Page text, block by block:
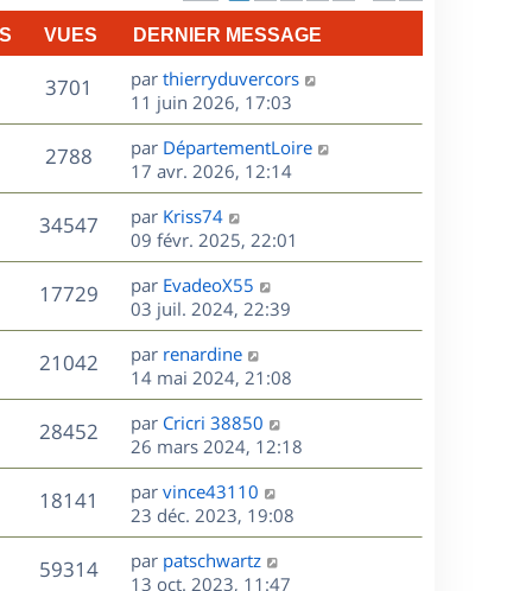
VUES DERNIER MESSAGE
3701
u
e
s
D
e
r
n
i
e
r
m
e
s
s
a
g
e
par thierryduvercors
11 juin 2026, 17:03
2788V
u
e
s
D
e
r
n
i
e
r
m
e
s
s
a
g
e
par DépartementLoire
17 avr. 2026, 12:14
34547V
u
s
D
e
r
n
i
e
r
m
e
s
s
a
g
e
par Kriss74
09 févr. 2025, 22:01
17729V
u
e
s
D
e
r
n
i
e
r
m
e
s
s
a
g
par EvadeoX55
03 juil. 2024, 22:39
21042V
u
e
D
e
r
n
i
e
r
m
e
s
par renardine
14 mai 2024, 21:08
28452V
u
D
e
r
n
i
e
r
par Cricri 38850
26 mars 2024, 12:18
18141
u
D
e
r
n
i
par vince43110
23 déc. 2023, 19:08
59314V
D
e
par patschwartz
13 oct. 2023, 11:47